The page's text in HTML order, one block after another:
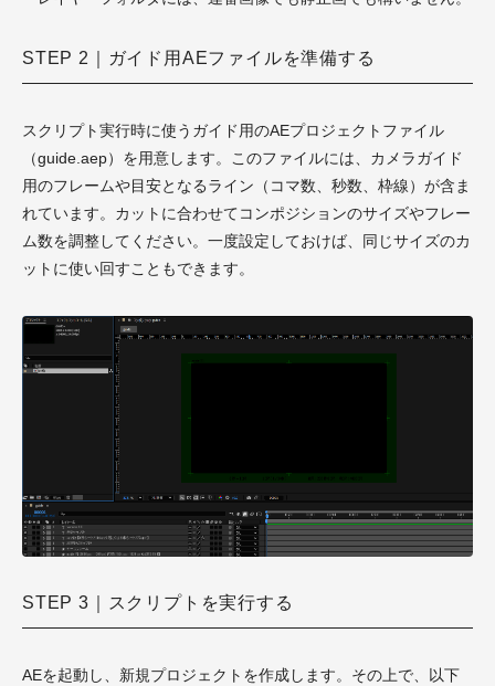
STEP 2｜ガイド用AEファイルを準備する
スクリプト実行時に使うガイド用のAEプロジェクトファイル
（guide.aep）を用意します。このファイルには、カメラガイド
用のフレームや目安となるライン（コマ数、秒数、枠線）が含ま
れています。カットに合わせてコンポジションのサイズやフレー
ム数を調整してください。一度設定しておけば、同じサイズのカ
ットに使い回すこともできます。
STEP 3｜スクリプトを実行する
AEを起動し、新規プロジェクトを作成します。その上で、以下